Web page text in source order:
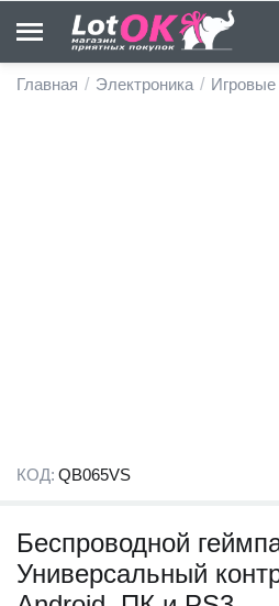
Главная / Электроника / Игровые
КОД: QB065VS
Беспроводной
Универсальный